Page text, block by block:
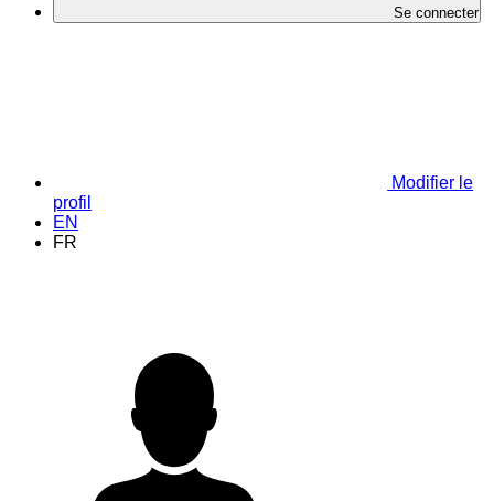
Se connecter
Modifier le
profil
EN
FR